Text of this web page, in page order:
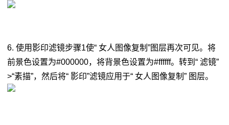
6. 使用影印滤镜步骤1使“ 女人图像复制”图层再次可见。将
前景色设置为#000000，将背景色设置为#ffffff。转到“ 滤镜”
>“素描”，然后将“ 影印”滤镜应用于“ 女人图像复制” 图层。